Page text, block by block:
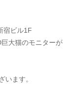
宿ビル1F
います。